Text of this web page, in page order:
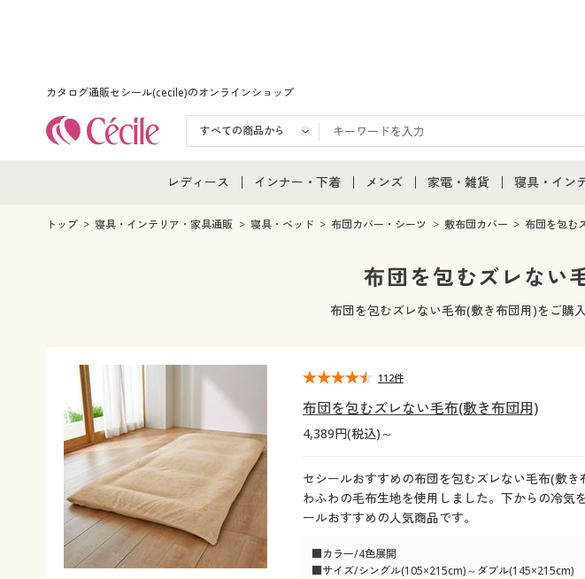
カタログ通販セシール(cecile)のオンラインショップ
レディース
レディース通販すべて
インナー・下着
インナー・下着通販すべて
メンズ
メンズ通販すべて
メンズファッション
メンズ下着
家電・雑貨
家電・雑貨すべて
家電
キッチン・雑貨・日用品
寝具・イン
寝具・イン
家具・収納
寝具・ベッ
トップ 寝具・インテリア・家具通販 寝具・ベッド 布団カバー・シーツ 敷布団カバー 布団を包む
布団を包むズレない
布団を包むズレない毛布(敷き布団用)をご購
布団を包むズレない毛布(敷き布団用)
4,389円(税込)～
セシールおすすめの布団を包むズレない毛布(敷
わふわの毛布生地を使用しました。下からの冷気
ールおすすめの人気商品です。
■カラー/4色展開
■サイズ/シングル(105×215cm)～ダブル(145×215cm)
112件